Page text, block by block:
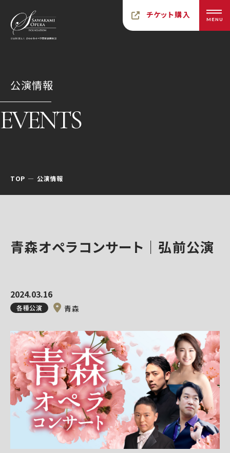
チケット購入 MENU
公演情報
EVENTS
TOP 公演情報
青森オペラコンサート｜弘前公演
2024.03.16
各種公演 青森